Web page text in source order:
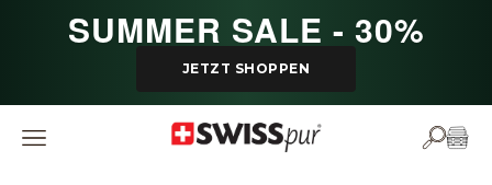
SUMMER SALE - 30%
JETZT SHOPPEN
SWISSpur
Navigationsmenü öffnen Suche
Powered by СPB